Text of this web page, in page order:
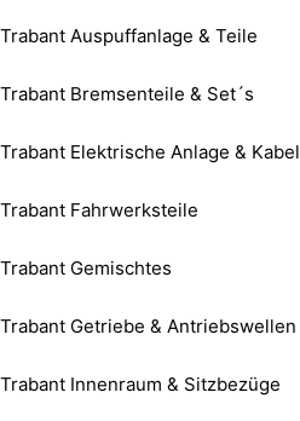
Trabant Auspuffanlage & Teile
Trabant Bremsenteile & Set´s
Trabant Elektrische Anlage & Kabel
Trabant Fahrwerksteile
Trabant Gemischtes
Trabant Getriebe & Antriebswellen
Trabant Innenraum & Sitzbezüge